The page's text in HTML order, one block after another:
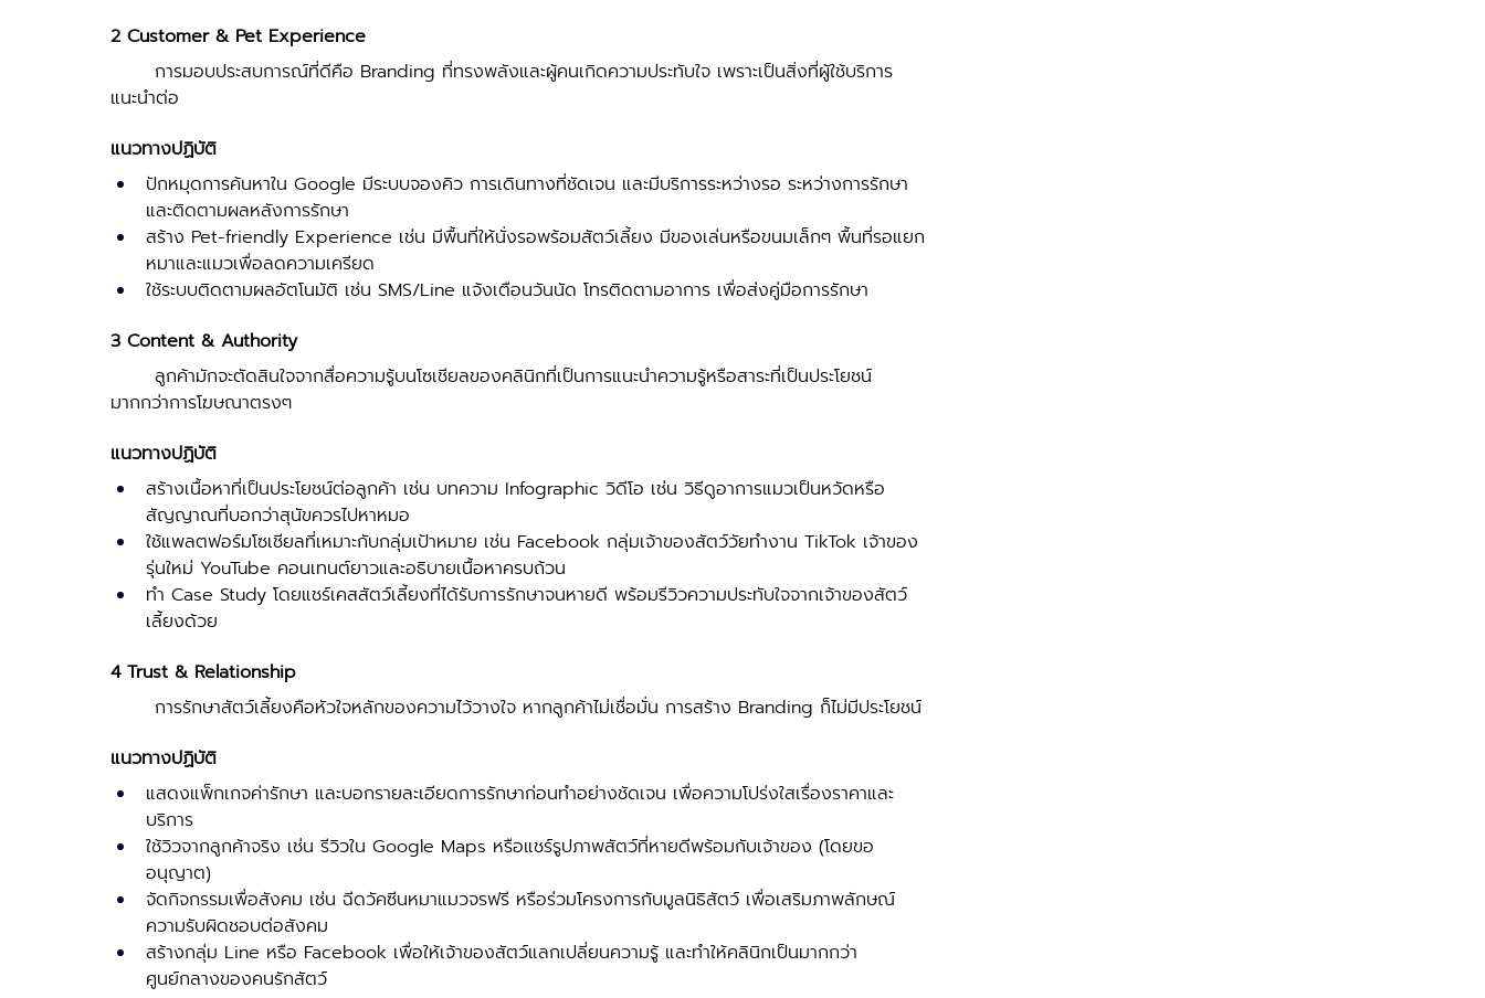
2 Customer & Pet Experience
แนะนำต่อ
แนวทางปฏิบัติ
ปักหมุดการค้นหาใน Google มีระบบจองคิว การเดินทางที่ชัดเจน และมีบริการระหว่างรอ ระหว่างการรักษา
และติดตามผลหลังการรักษา
สร้าง Pet-friendly Experience เช่น มีพื้นที่ให้นั่งรอพร้อมสัตว์เลี้ยง มีของเล่นหรือขนมเล็กๆ พื้นที่รอแยก
หมาและแมวเพื่อลดความเครียด
ใช้ระบบติดตามผลอัตโนมัติ เช่น SMS/Line แจ้งเตือนวันนัด โทรติดตามอาการ เพื่อส่งคู่มือการรักษา
3 Content & Authority
มากกว่าการโฆษณาตรงๆ
แนวทางปฏิบัติ
สร้างเนื้อหาที่เป็นประโยชน์ต่อลูกค้า เช่น บทความ Infographic วิดีโอ เช่น วิธีดูอาการแมวเป็นหวัดหรือ
สัญญาณที่บอกว่าสุนัขควรไปหาหมอ
ใช้แพลตฟอร์มโซเชียลที่เหมาะกับกลุ่มเป้าหมาย เช่น Facebook กลุ่มเจ้าของสัตว์วัยทำงาน TikTok เจ้าของ
รุ่นใหม่ YouTube คอนเทนต์ยาวและอธิบายเนื้อหาครบถ้วน
ทำ Case Study โดยแชร์เคสสัตว์เลี้ยงที่ได้รับการรักษาจนหายดี พร้อมรีวิวความประทับใจจากเจ้าของสัตว์
เลี้ยงด้วย
4 Trust & Relationship
	การรักษาสัตว์เลี้ยงคือหัวใจหลักของความไว้วางใจ หากลูกค้าไม่เชื่อมั่น การสร้าง Branding ก็ไม่มีประโยชน์
แนวทางปฏิบัติ
แสดงแพ็กเกจค่ารักษา และบอกรายละเอียดการรักษาก่อนทำอย่างชัดเจน เพื่อความโปร่งใสเรื่องราคาและ
บริการ
ใช้วิวจากลูกค้าจริง เช่น รีวิวใน Google Maps หรือแชร์รูปภาพสัตว์ที่หายดีพร้อมกับเจ้าของ (โดยขอ
อนุญาต)
จัดกิจกรรมเพื่อสังคม เช่น ฉีดวัคซีนหมาแมวจรฟรี หรือร่วมโครงการกับมูลนิธิสัตว์ เพื่อเสริมภาพลักษณ์
ความรับผิดชอบต่อสังคม
สร้างกลุ่ม Line หรือ Facebook เพื่อให้เจ้าของสัตว์แลกเปลี่ยนความรู้ และทำให้คลินิกเป็นมากกว่า
ศูนย์กลางของคนรักสัตว์